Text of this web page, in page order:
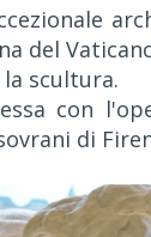
del
scultura.
con
di